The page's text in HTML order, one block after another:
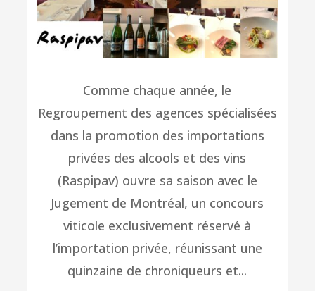
Comme chaque année, le
Regroupement des agences spécialisées
dans la promotion des importations
privées des alcools et des vins
(Raspipav) ouvre sa saison avec le
Jugement de Montréal, un concours
viticole exclusivement réservé à
l’importation privée, réunissant une
quinzaine de chroniqueurs et...